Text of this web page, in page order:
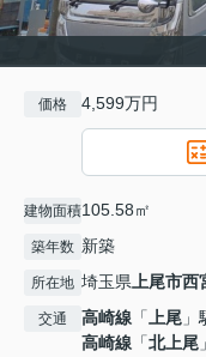
価格 4,599万円
建物面積105.58㎡
築年数 新築
所在地 埼玉県上尾市西
交通 高崎線 「上尾
高崎線 「北上尾